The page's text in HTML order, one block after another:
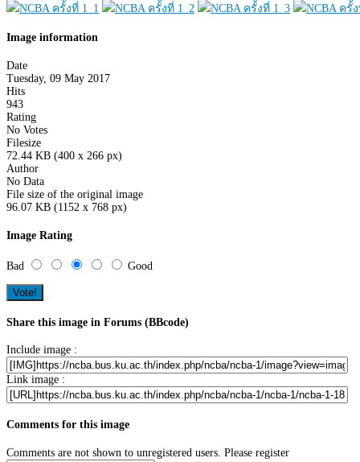
Image information
Date
Tuesday, 09 May 2017
Hits
943
Rating
No Votes
Filesize
72.44 KB (400 x 266 px)
Author
No Data
File size of the original image
96.07 KB (1152 x 768 px)
Image Rating
Bad Good
Share this image in Forums (BBcode)
Include image :
Link image :
Comments for this image
Comments are not shown to unregistered users. Please register